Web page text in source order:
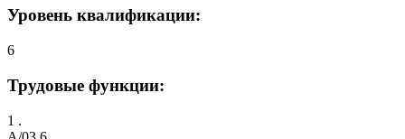
Уровень квалификации:
6
Трудовые функции:
1 .